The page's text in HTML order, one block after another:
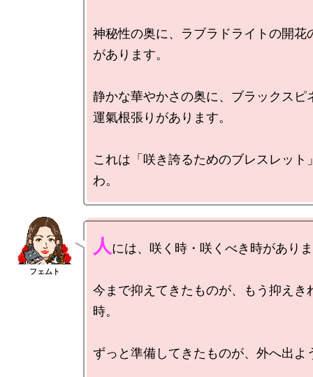
神秘性の奥に、ラブラドライトの開花
があります。
静かな華やかさの奥に、ブラックスピ
運氣根張りがあります。
これは「咲き誇るためのブレスレット
人には、咲く時・咲くべき時があり
今まで抑えてきたものが、もう抑えき
時。
ずっと準備してきたものが、外へ出よ